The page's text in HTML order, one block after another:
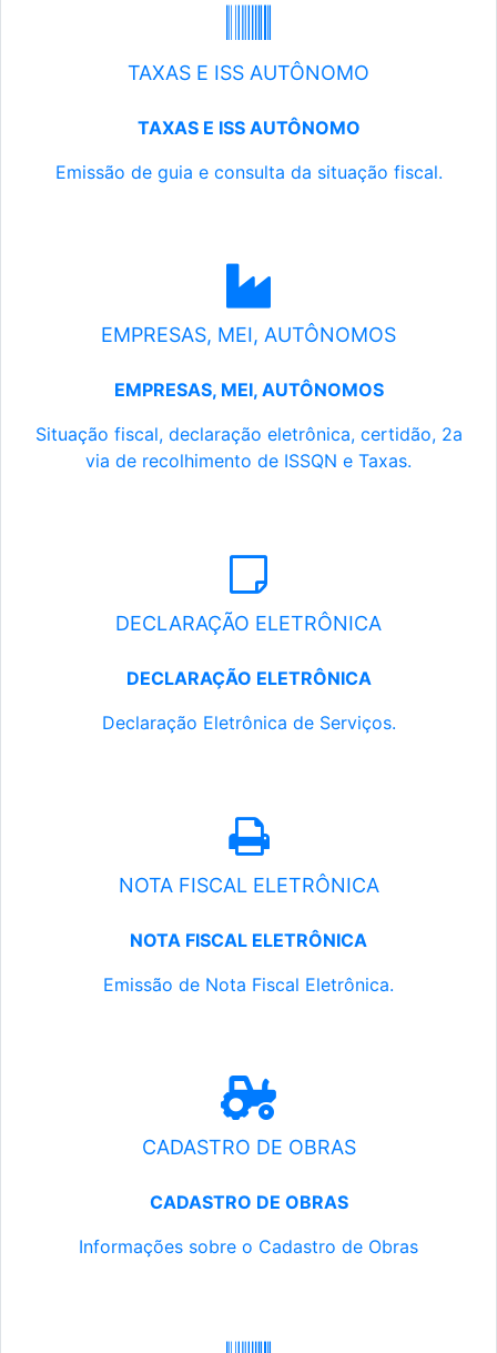
TAXAS E ISS AUTÔNOMO
TAXAS E ISS AUTÔNOMO
Emissão de guia e consulta da situação fiscal.
EMPRESAS, MEI, AUTÔNOMOS
EMPRESAS, MEI, AUTÔNOMOS
Situação fiscal, declaração eletrônica, certidão, 2a
via de recolhimento de ISSQN e Taxas.
DECLARAÇÃO ELETRÔNICA
DECLARAÇÃO ELETRÔNICA
Declaração Eletrônica de Serviços.
NOTA FISCAL ELETRÔNICA
NOTA FISCAL ELETRÔNICA
Emissão de Nota Fiscal Eletrônica.
CADASTRO DE OBRAS
CADASTRO DE OBRAS
Informações sobre o Cadastro de Obras